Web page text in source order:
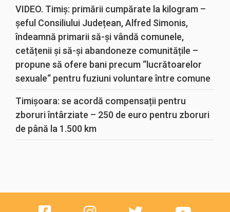
VIDEO. Timiș: primării cumpărate la kilogram –
șeful Consiliului Județean, Alfred Simonis,
îndeamnă primarii să-și vândă comunele,
cetățenii și să-și abandoneze comunitățile –
propune să ofere bani precum “lucrătoarelor
sexuale“ pentru fuziuni voluntare între comune
Timișoara: se acordă compensații pentru
zboruri întârziate – 250 de euro pentru zboruri
de până la 1.500 km